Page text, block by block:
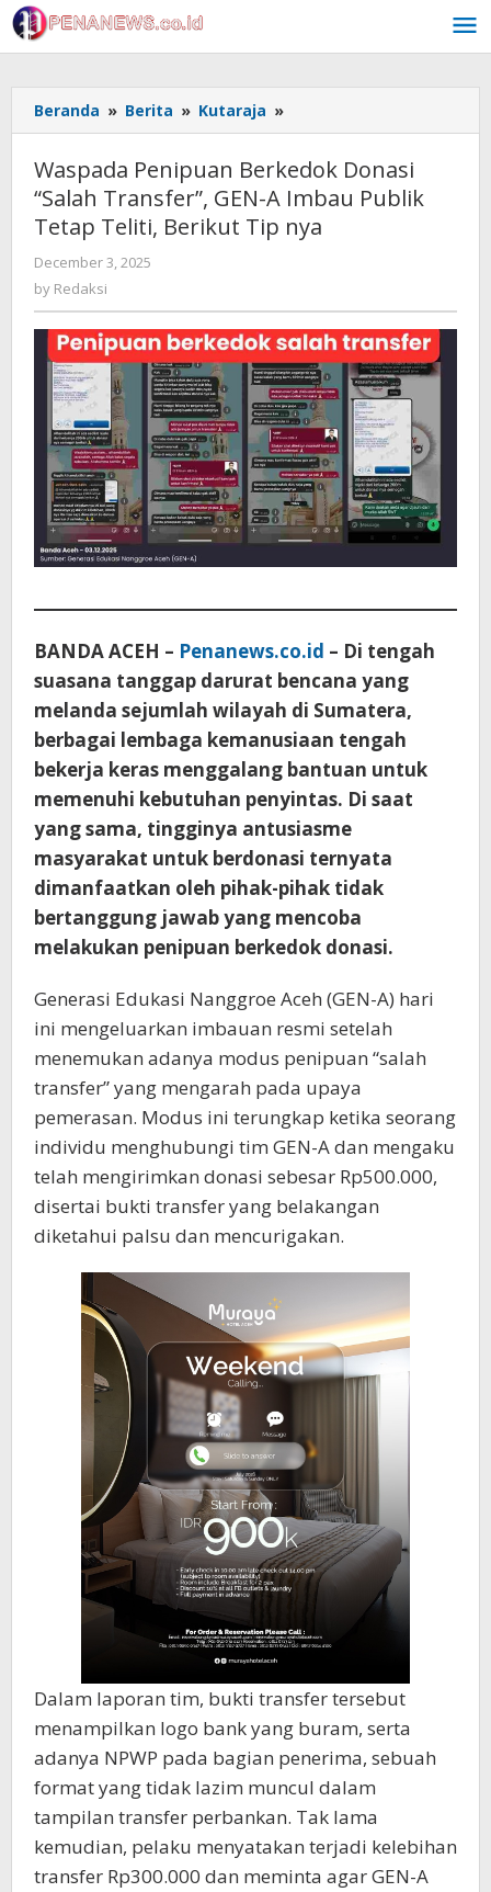
Skip
to
content
Beranda » Berita » Kutaraja »
Penipuan
Donasi
“Salah
Transfer”,
GEN-
Publik
Tetap
Teliti,
Berikut
Tip
nya
Waspada Penipuan Berkedok Donasi
“Salah Transfer”, GEN-A Imbau Publik
Tetap Teliti, Berikut Tip nya
December 3, 2025
by Redaksi
BANDA ACEH – Penanews.co.id – Di tengah
suasana tanggap darurat bencana yang
melanda sejumlah wilayah di Sumatera,
berbagai lembaga kemanusiaan tengah
bekerja keras menggalang bantuan untuk
memenuhi kebutuhan penyintas. Di saat
yang sama, tingginya antusiasme
masyarakat untuk berdonasi ternyata
dimanfaatkan oleh pihak-pihak tidak
bertanggung jawab yang mencoba
melakukan penipuan berkedok donasi.
Generasi Edukasi Nanggroe Aceh (GEN-A) hari
ini mengeluarkan imbauan resmi setelah
menemukan adanya modus penipuan “salah
transfer” yang mengarah pada upaya
pemerasan. Modus ini terungkap ketika seorang
individu menghubungi tim GEN-A dan mengaku
telah mengirimkan donasi sebesar Rp500.000,
disertai bukti transfer yang belakangan
diketahui palsu dan mencurigakan.
Dalam laporan tim, bukti transfer tersebut
menampilkan logo bank yang buram, serta
adanya NPWP pada bagian penerima, sebuah
format yang tidak lazim muncul dalam
tampilan transfer perbankan. Tak lama
kemudian, pelaku menyatakan terjadi kelebihan
transfer Rp300.000 dan meminta agar GEN-A